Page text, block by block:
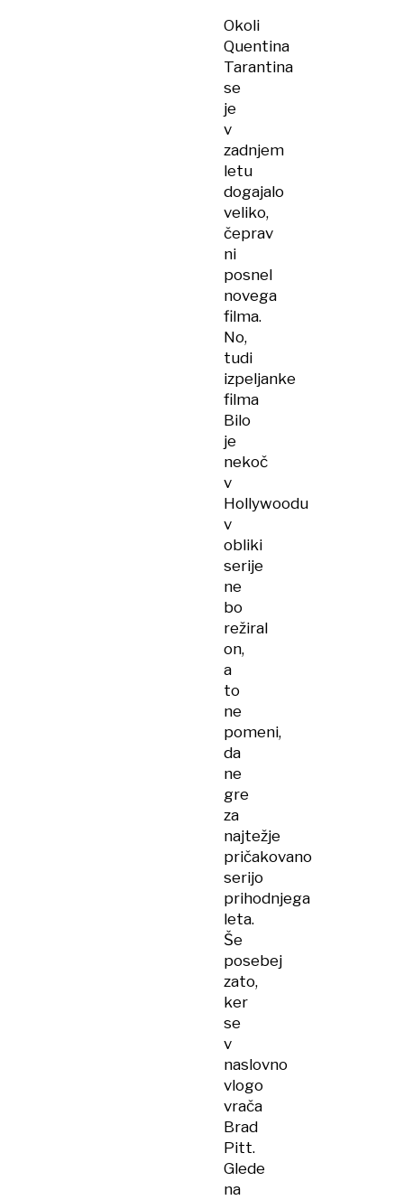
Okoli
Quentina
Tarantina
se
je
v
zadnjem
letu
dogajalo
veliko,
čeprav
ni
posnel
novega
filma.
No,
tudi
izpeljanke
filma
Bilo
je
nekoč
v
Hollywoodu
v
obliki
serije
ne
bo
režiral
on,
a
to
ne
pomeni,
da
ne
gre
za
najtežje
pričakovano
serijo
prihodnjega
leta.
Še
posebej
zato,
ker
se
v
naslovno
vlogo
vrača
Brad
Pitt.
Glede
na